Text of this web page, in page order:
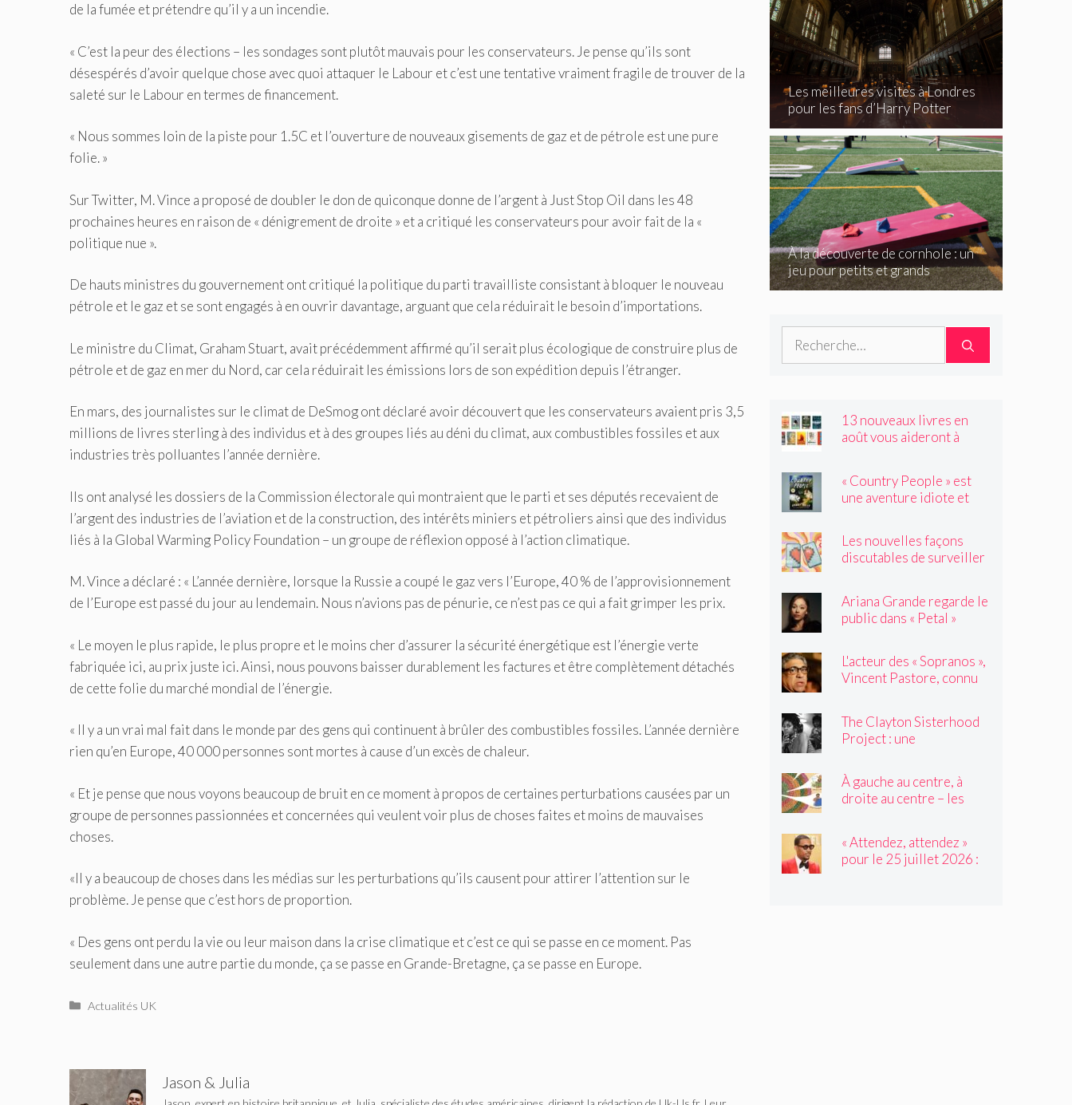
de la fumée et prétendre qu’il y a un incendie.
« C’est la peur des élections – les sondages sont plutôt mauvais pour les conservateurs. Je pense qu’ils sont
désespérés d’avoir quelque chose avec quoi attaquer le Labour et c’est une tentative vraiment fragile de trouver de la
saleté sur le Labour en termes de financement.
« Nous sommes loin de la piste pour 1.5C et l’ouverture de nouveaux gisements de gaz et de pétrole est une pure
folie. »
Sur Twitter, M. Vince a proposé de doubler le don de quiconque donne de l’argent à Just Stop Oil dans les 48
prochaines heures en raison de « dénigrement de droite » et a critiqué les conservateurs pour avoir fait de la «
politique nue ».
De hauts ministres du gouvernement ont critiqué la politique du parti travailliste consistant à bloquer le nouveau
pétrole et le gaz et se sont engagés à en ouvrir davantage, arguant que cela réduirait le besoin d’importations.
Le ministre du Climat, Graham Stuart, avait précédemment affirmé qu’il serait plus écologique de construire plus de
pétrole et de gaz en mer du Nord, car cela réduirait les émissions lors de son expédition depuis l’étranger.
En mars, des journalistes sur le climat de DeSmog ont déclaré avoir découvert que les conservateurs avaient pris 3,5
millions de livres sterling à des individus et à des groupes liés au déni du climat, aux combustibles fossiles et aux
industries très polluantes l’année dernière.
Ils ont analysé les dossiers de la Commission électorale qui montraient que le parti et ses députés recevaient de
l’argent des industries de l’aviation et de la construction, des intérêts miniers et pétroliers ainsi que des individus
liés à la Global Warming Policy Foundation – un groupe de réflexion opposé à l’action climatique.
M. Vince a déclaré : « L’année dernière, lorsque la Russie a coupé le gaz vers l’Europe, 40 % de l’approvisionnement
de l’Europe est passé du jour au lendemain. Nous n’avions pas de pénurie, ce n’est pas ce qui a fait grimper les prix.
« Le moyen le plus rapide, le plus propre et le moins cher d’assurer la sécurité énergétique est l’énergie verte
fabriquée ici, au prix juste ici. Ainsi, nous pouvons baisser durablement les factures et être complètement détachés
de cette folie du marché mondial de l’énergie.
« Il y a un vrai mal fait dans le monde par des gens qui continuent à brûler des combustibles fossiles. L’année dernière
rien qu’en Europe, 40 000 personnes sont mortes à cause d’un excès de chaleur.
« Et je pense que nous voyons beaucoup de bruit en ce moment à propos de certaines perturbations causées par un
groupe de personnes passionnées et concernées qui veulent voir plus de choses faites et moins de mauvaises
choses.
«Il y a beaucoup de choses dans les médias sur les perturbations qu’ils causent pour attirer l’attention sur le
problème. Je pense que c’est hors de proportion.
« Des gens ont perdu la vie ou leur maison dans la crise climatique et c’est ce qui se passe en ce moment. Pas
seulement dans une autre partie du monde, ça se passe en Grande-Bretagne, ça se passe en Europe.
Catégories
Actualités UK
Jason & Julia
Les meilleures visites à Londres
pour les fans d’Harry Potter
À la découverte de cornhole : un
jeu pour petits et grands
Rechercher :
13 nouveaux livres en
août vous aideront à
« Country People » est
une aventure idiote et
Les nouvelles façons
discutables de surveiller
Ariana Grande regarde le
public dans « Petal »
L'acteur des « Sopranos »,
Vincent Pastore, connu
ans
The Clayton Sisterhood
Project : une
migration inversée de sa
famille du Nord vers le
Sud
À gauche au centre, à
droite au centre – les
histoires »
« Attendez, attendez »
pour le 25 juillet 2026 :